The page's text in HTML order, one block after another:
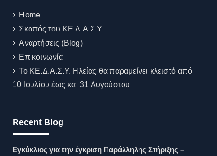
Home
Σκοπός του ΚΕ.Δ.Α.Σ.Υ.
Αναρτήσεις (Blog)
Επικοινωνία
Το ΚΕ.Δ.Α.Σ.Υ. Ηλείας θα παραμείνει κλειστό από
10 Ιουλίου έως και 31 Αυγούστου
Recent Blog
Εγκύκλιος για την έγκριση Παράλληλης Στήριξης –